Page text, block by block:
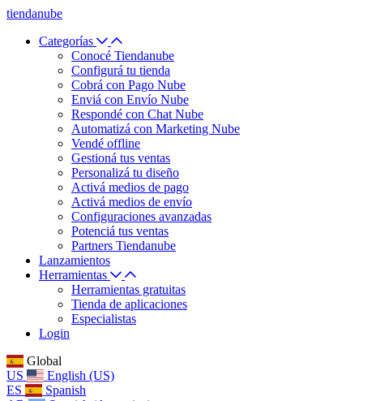
tiendanube
Categorías
Conocé Tiendanube
Configurá tu tienda
Cobrá con Pago Nube
Enviá con Envío Nube
Respondé con Chat Nube
Automatizá con Marketing Nube
Vendé offline
Gestioná tus ventas
Personalizá tu diseño
Activá medios de pago
Activá medios de envío
Configuraciones avanzadas
Potenciá tus ventas
Partners Tiendanube
Lanzamientos
Herramientas
Herramientas gratuitas
Tienda de aplicaciones
Especialistas
Login
Global
US
English (US)
ES
Spanish